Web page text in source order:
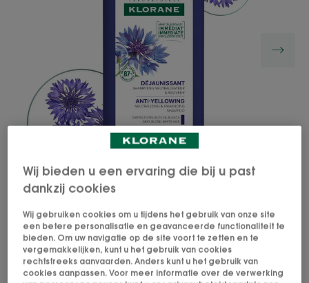
De neutraliserende en revitaliserende shampoo
herstelt de glans van grijs, wit of platinablond haar
door een gele schijn onmiddellijk te neutraliseren.
Wij bieden u een ervaring die bij u past
dankzij cookies
Wij gebruiken cookies om u tijdens het gebruik van onze site
een betere personalisatie en geavanceerde functionaliteit te
bieden. Om uw navigatie op de site voort te zetten en te
vergemakkelijken, kunt u het gebruik van cookies
rechtstreeks aanvaarden. Anders kunt u het gebruik van
cookies aanpassen. Voor meer informatie over de verwerking